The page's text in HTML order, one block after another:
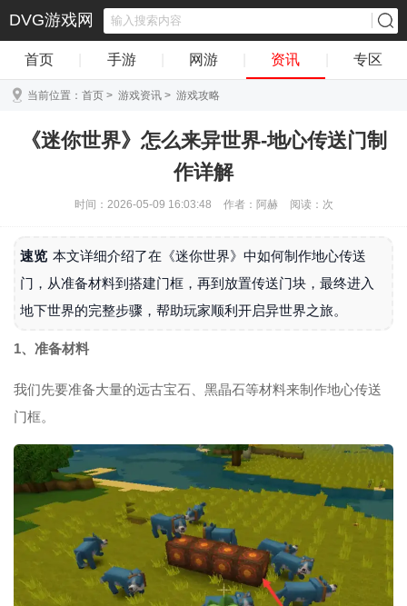
DVG游戏网
首页 手游 网游 资讯 专区
当前位置： 首页 > 游戏资讯 > 游戏攻略
《迷你世界》怎么来异世界-地心传送门制
作详解
时间：2026-05-09 16:03:48 作者：阿赫 阅读： 次
速览 本文详细介绍了在《迷你世界》中如何制作地心传送
门，从准备材料到搭建门框，再到放置传送门块，最终进入
地下世界的完整步骤，帮助玩家顺利开启异世界之旅。
1、准备材料
我们先要准备大量的远古宝石、黑晶石等材料来制作地心传送
门框。